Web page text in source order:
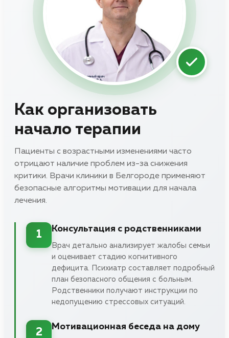
Как организовать
начало терапии
Пациенты с возрастными изменениями часто
отрицают наличие проблем из-за снижения
критики. Врачи клиники в Белгороде применяют
безопасные алгоритмы мотивации для начала
лечения.
1
Консультация с родственниками
Врач детально анализирует жалобы семьи
и оценивает стадию когнитивного
дефицита. Психиатр составляет подробный
план безопасного общения с больным.
Родственники получают инструкции по
недопущению стрессовых ситуаций.
2
Мотивационная беседа на дому